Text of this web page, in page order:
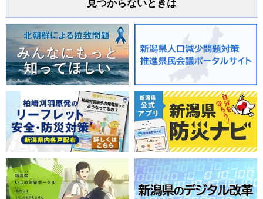
見つからないときは